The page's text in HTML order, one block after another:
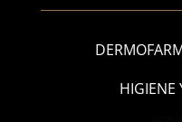
HIGIENE